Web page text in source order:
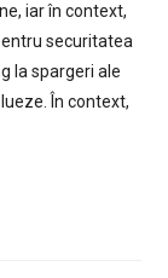
iar în context,
securitatea
la spargeri ale
În context,